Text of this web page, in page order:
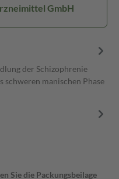
GmbH
der Schizophrenie
manischen Phase
Sie die Packungsbeilage